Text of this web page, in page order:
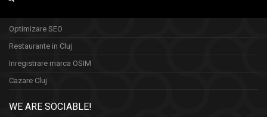
Optimizare SEO
Restaurante in Cluj
Inregistrare marca OSIM
Cazare Cluj
WE ARE SOCIABLE!